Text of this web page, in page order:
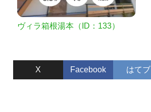
ヴィラ箱根湯本（ID：133）
X Facebook はてブ